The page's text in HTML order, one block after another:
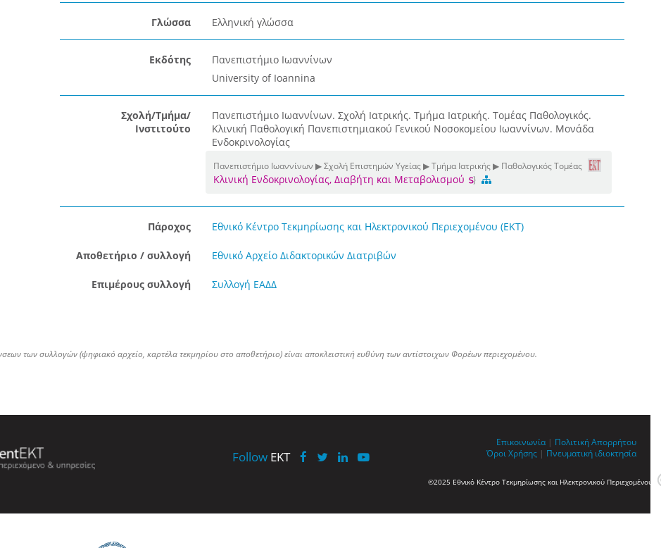
Γλώσσα Ελληνική γλώσσα
Εκδότης
Πανεπιστήμιο Ιωαννίνων
University of Ioannina
Σχολή/Τμήμα/
Ινστιτούτο
Πανεπιστήμιο Ιωαννίνων. Σχολή Ιατρικής. Τμήμα Ιατρικής. Τομέας Παθολογικός.
Κλινική Παθολογική Πανεπιστημιακού Γενικού Νοσοκομείου Ιωαννίνων. Μονάδα
Ενδοκρινολογίας
Πανεπιστήμιο Ιωαννίνων ▶ Σχολή Επιστημών Υγείας ▶ Τμήμα Ιατρικής ▶ Παθολογικός Τομέας
Κλινική Ενδοκρινολογίας, Διαβήτη και Μεταβολισμού
Πάροχος Εθνικό Κέντρο Τεκμηρίωσης και Ηλεκτρονικού Περιεχομένου (ΕΚΤ)
Αποθετήριο / συλλογή Εθνικό Αρχείο Διδακτορικών Διατριβών
Επιμέρους συλλογή Συλλογή ΕΑΔΔ
των συλλογών (ψηφιακό αρχείο, καρτέλα τεκμηρίου στο αποθετήριο) είναι αποκλειστική ευθύνη των αντίστοιχων Φορέων περιεχομένου.
Follow EKT
Επικοινωνία | Πολιτική Απορρήτου
Όροι Χρήσης | Πνευματική ιδιοκτησία
©2025 Εθνικό Κέντρο Τεκμηρίωσης και Ηλεκτρονικού Περιεχομένου